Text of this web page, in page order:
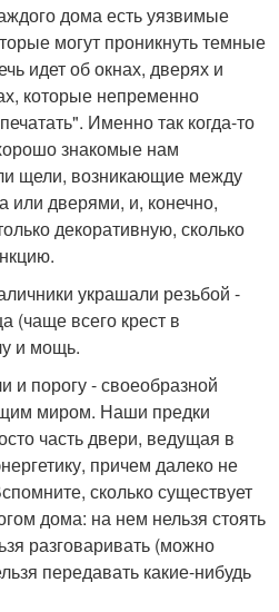
дома есть уязвимые
могут проникнуть темные
идет об окнах, дверях и
которые непременно
Именно так когда-то
знакомые нам
щели, возникающие между
или дверями, и, конечно,
декоративную, сколько
украшали резьбой -
(чаще всего крест в
и мощь.
и порогу - своеобразной
миром. Наши предки
часть двери, ведущая в
причем далеко не
сколько существует
дома: на нем нельзя стоять
разговаривать (можно
передавать какие-нибудь